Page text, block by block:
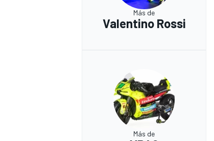
Más de
Valentino Rossi
Más de